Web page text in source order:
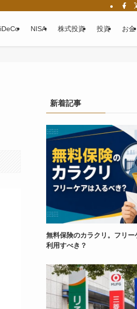
iDeCo NISA 株式投資 投資 お金
新着記事
無料保険のカラクリ。フリー
利用すべき？